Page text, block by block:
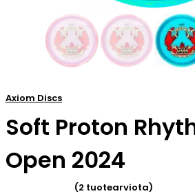
Axiom Discs
Soft Proton
Open 2024
(2 tuotearviota)